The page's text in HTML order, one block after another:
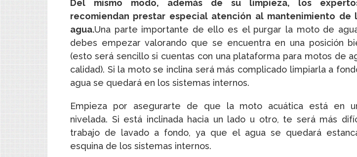
Del mismo modo, además de su limpieza, los
recomiendan prestar especial atención al mantenimiento de
agua.Una parte importante de ello es el purgar la moto de
debes empezar valorando que se encuentra en una posición
(esto será sencillo si cuentas con una plataforma para motos de
calidad). Si la moto se inclina será más complicado limpiarla a
agua se quedará en los sistemas internos.
Empieza por asegurarte de que la moto acuática está en
nivelada. Si está inclinada hacia un lado u otro, te será más
trabajo de lavado a fondo, ya que el agua se quedará
esquina de los sistemas internos.